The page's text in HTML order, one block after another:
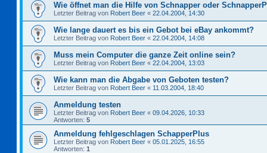
Wie öffnet man die Hilfe von Schnapper oder
Letzter Beitrag von Robert Beer « 22.04.2004, 14:30
Wie lange dauert es bis ein Gebot bei eBay ankommt?
Letzter Beitrag von Robert Beer « 22.04.2004, 14:08
Muss mein Computer die ganze Zeit online sein?
Letzter Beitrag von Robert Beer « 22.04.2004, 13:03
Wie kann man die Abgabe von Geboten testen?
Letzter Beitrag von Robert Beer « 11.03.2004, 18:40
Anmeldung testen
Letzter Beitrag von Robert Beer « 09.04.2026, 10:33
Antworten: 5
Anmeldung fehlgeschlagen SchapperPlus
Letzter Beitrag von Robert Beer « 05.01.2025, 16:55
Antworten: 1